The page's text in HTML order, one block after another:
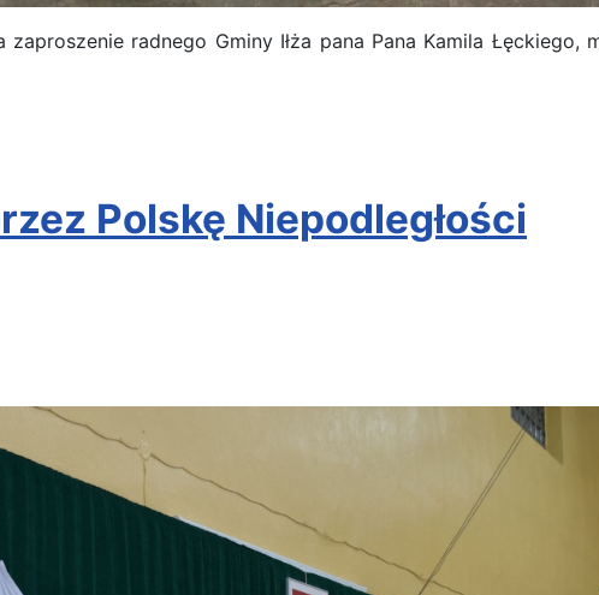
radnego Gminy Iłża pana Pana Kamila
Polskę Niepodległości